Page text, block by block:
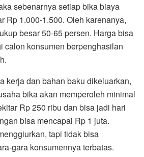
sebenarnya setiap bika biaya
Rp 1.000-1.500. Oleh karenanya,
besar 50-65 persen. Harga bisa
calon konsumen berpenghasilan
kerja dan bahan baku dikeluarkan,
bika akan memperoleh minimal
Rp 250 ribu dan bisa jadi hari
bisa mencapai Rp 1 juta.
tapi tidak bisa
gara konsumennya terbatas.